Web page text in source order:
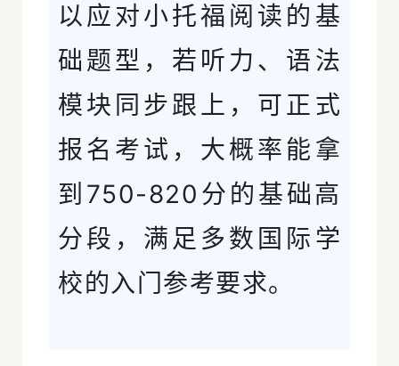
以应对小托福阅读的基
础题型，若听力、语法
模块同步跟上，可正式
报名考试，大概率能拿
到750-820分的基础高
分段，满足多数国际学
校的入门参考要求。